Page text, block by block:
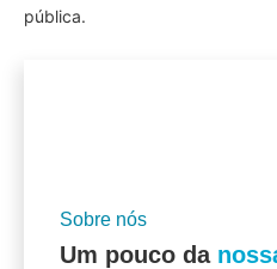
pública.
Sobre nós
Um pouco da